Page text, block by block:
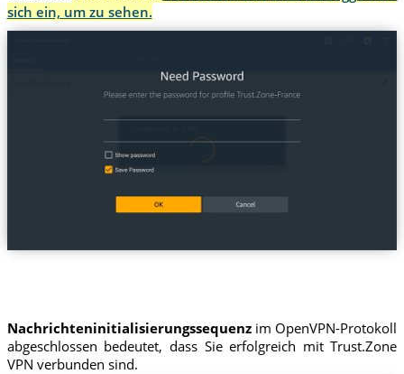
sich ein, um zu sehen.
Nachrichteninitialisierungssequenzim OpenVPN-Protokoll
abgeschlossen bedeutet, dass Sie erfolgreich mit Trust.Zone
VPN verbunden sind.